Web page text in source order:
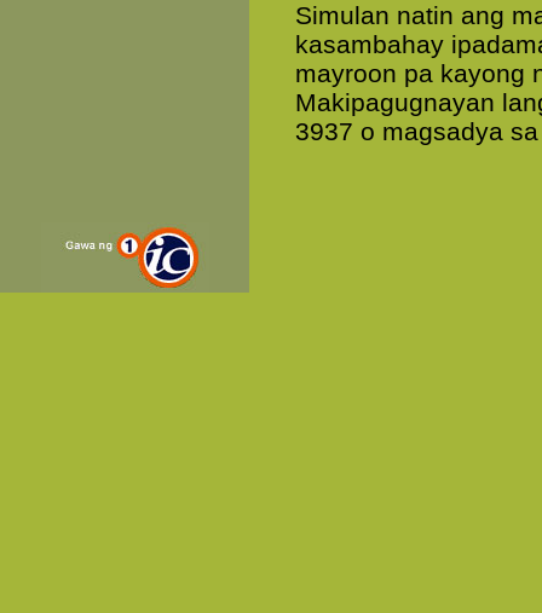
Simulan natin ang
kasambahay
mayroon pa kayong
Makipagugnayan
3937 o magsadya